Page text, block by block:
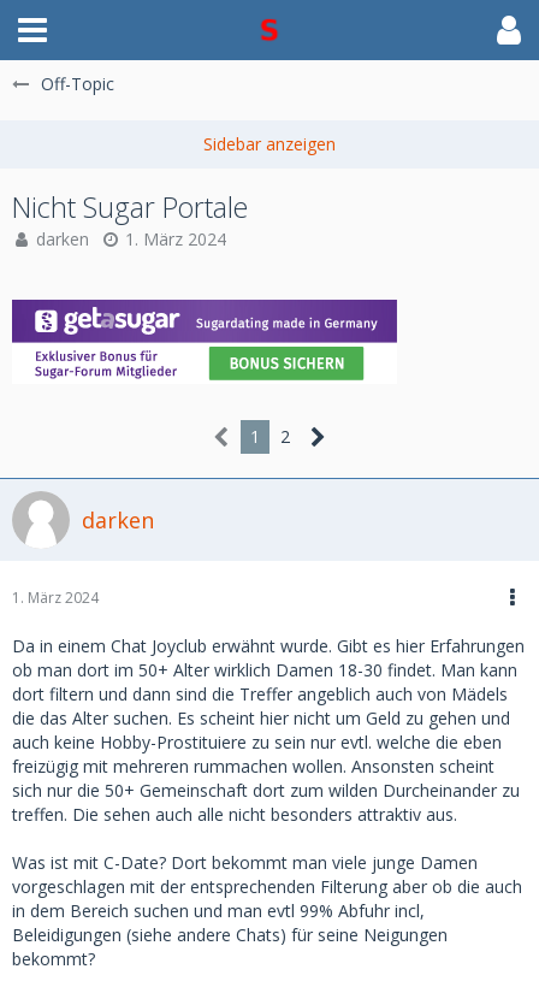
Off-Topic
Nicht Sugar Portale
darken 1. März 2024
1 2
darken
1. März 2024
Da in einem Chat Joyclub erwähnt wurde. Gibt es hier Erfahrungen
ob man dort im 50+ Alter wirklich Damen 18-30 findet. Man kann
dort filtern und dann sind die Treffer angeblich auch von Mädels
die das Alter suchen. Es scheint hier nicht um Geld zu gehen und
auch keine Hobby-Prostituiere zu sein nur evtl. welche die eben
freizügig mit mehreren rummachen wollen. Ansonsten scheint
sich nur die 50+ Gemeinschaft dort zum wilden Durcheinander zu
treffen. Die sehen auch alle nicht besonders attraktiv aus.
Was ist mit C-Date? Dort bekommt man viele junge Damen
vorgeschlagen mit der entsprechenden Filterung aber ob die auch
in dem Bereich suchen und man evtl 99% Abfuhr incl,
Beleidigungen (siehe andere Chats) für seine Neigungen
bekommt?